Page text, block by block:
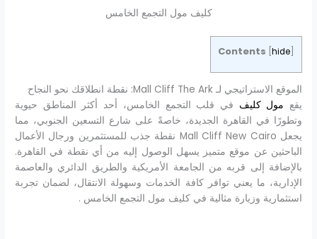
كليف مول التجمع الخامس
Contents hide]
الموقع الاستراتيجي لـ Mall Cliff The Ark: نقطة انطلاقك نحو النجاح
يقع مول كليف في قلب التجمع الخامس، أحد أكثر المناطق حيوية
وتطورًا في القاهرة الجديدة، خاصةً على شارع التسعين الجنوبي، مما
يجعل Mall Cliff New Cairo نقطة جذب للمستثمرين ورجال الأعمال
الباحثين عن موقع متميز يسهل الوصول إليه من أي نقطة في القاهرة.
بالإضافة إلى قربه من الجامعة الأمريكية والطريق الدائري والعاصمة
الإدارية، ما يعني توافر كافة الخدمات وسهولة الانتقال، لضمان تجربة
استثمارية وزيارة مثالية في كليف مول التجمع الخامس .